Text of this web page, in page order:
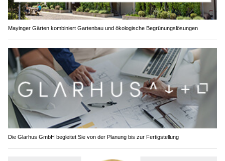
Mayinger Gärten kombiniert Gartenbau und ökologische Begrünungslösungen
Die Glarhus GmbH begleitet Sie von der Planung bis zur Fertigstellung